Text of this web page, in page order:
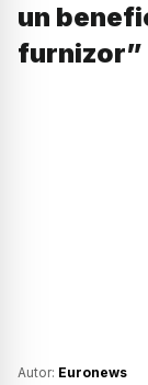
un
furnizor”
Autor: Euronews